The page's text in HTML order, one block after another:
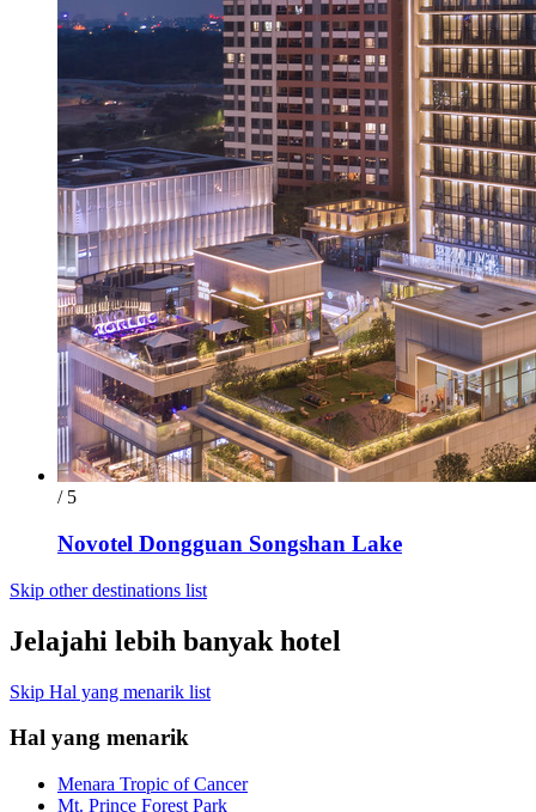
/ 5
Novotel Dongguan Songshan Lake
Skip other destinations list
Jelajahi lebih banyak hotel
Skip Hal yang menarik list
Hal yang menarik
Menara Tropic of Cancer
Mt. Prince Forest Park